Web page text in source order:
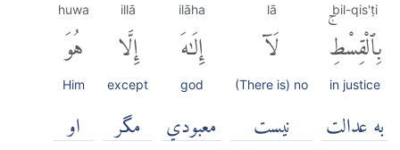
bil-qis'ṭi
بِٱلْقِسْطِۚ
in justice
به عدالت
lā
لَآ
(There is) no
نيست
ilāha
إِلَٰهَ
god
معبودي
illā
إِلَّا
except
مگر
huwa
هُوَ
Him
او